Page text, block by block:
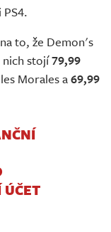
to, že Demon's
nich stojí79,99
Morales a69,99